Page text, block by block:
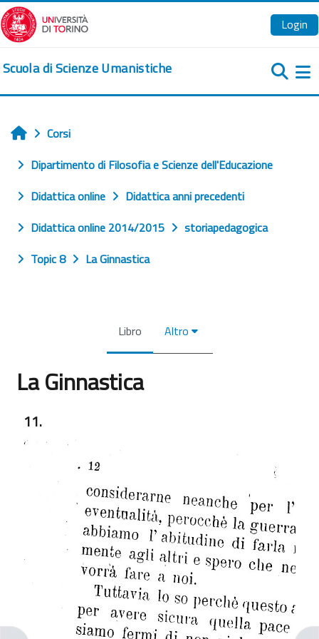
Vai al contenuto principale
Login
Scuola di Scienze Umanistiche
Home
Corsi
Dipartimento di Filosofia e Scienze dell'Educazione
Didattica online
Didattica anni precedenti
Didattica online 2014/2015
storiapedagogica
Topic 8
La Ginnastica
Libro Altro
La Ginnastica
11.